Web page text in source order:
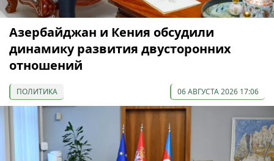
Азербайджан и Кения обсудили
динамику развития двусторонних
отношений
ПОЛИТИКА 06 АВГУСТА 2026 17:06